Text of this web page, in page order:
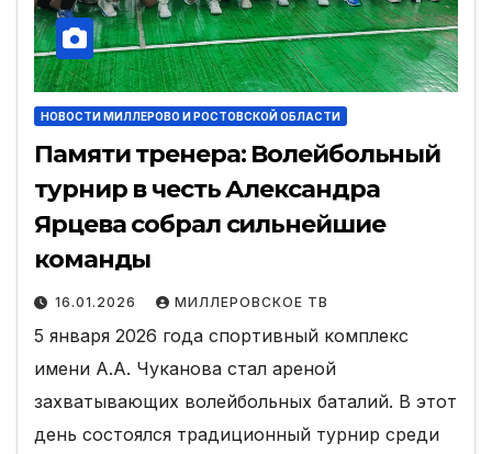
НОВОСТИ МИЛЛЕРОВО И РОСТОВСКОЙ ОБЛАСТИ
Памяти тренера: Волейбольный
турнир в честь Александра
Ярцева собрал сильнейшие
команды
16.01.2026 МИЛЛЕРОВСКОЕ ТВ
5 января 2026 года спортивный комплекс
имени А.А. Чуканова стал ареной
захватывающих волейбольных баталий. В этот
день состоялся традиционный турнир среди